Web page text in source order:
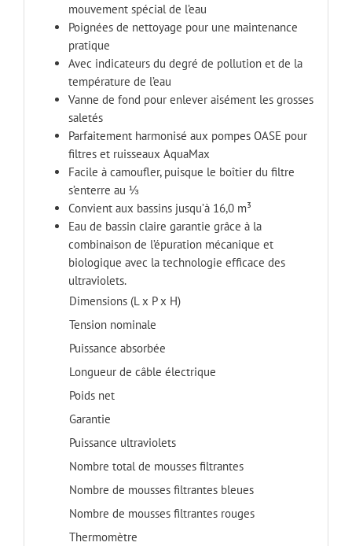
mouvement spécial de l’eau
Poignées de nettoyage pour une maintenance
pratique
Avec indicateurs du degré de pollution et de la
température de l’eau
Vanne de fond pour enlever aisément les grosses
saletés
Parfaitement harmonisé aux pompes OASE pour
filtres et ruisseaux AquaMax
Facile à camoufler, puisque le boîtier du filtre
s’enterre au ⅓
Convient aux bassins jusqu’à 16,0 m³
Eau de bassin claire garantie grâce à la
combinaison de l’épuration mécanique et
biologique avec la technologie efficace des
ultraviolets.
Dimensions (L x P x H)
Tension nominale
Puissance absorbée
Longueur de câble électrique
Poids net
Garantie
Puissance ultraviolets
Nombre total de mousses filtrantes
Nombre de mousses filtrantes bleues
Nombre de mousses filtrantes rouges
Thermomètre